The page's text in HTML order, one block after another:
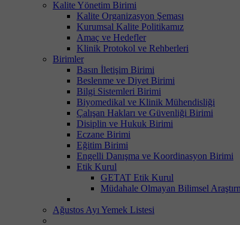
Kalite Yönetim Birimi
Kalite Organizasyon Şeması
Kurumsal Kalite Politikamız
Amaç ve Hedefler
Klinik Protokol ve Rehberleri
Birimler
Basın İletişim Birimi
Beslenme ve Diyet Birimi
Bilgi Sistemleri Birimi
Biyomedikal ve Klinik Mühendisliği
Çalışan Hakları ve Güvenliği Birimi
Disiplin ve Hukuk Birimi
Eczane Birimi
Eğitim Birimi
Engelli Danışma ve Koordinasyon Birimi
Etik Kurul
GETAT Etik Kurul
Müdahale Olmayan Bilimsel
Ağustos Ayı Yemek Listesi